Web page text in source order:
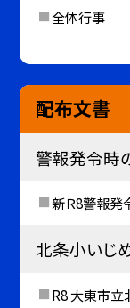
全体行事
配布文書
警報発令時
新Ｒ8警報発
北条小いじ
R8 大東市立